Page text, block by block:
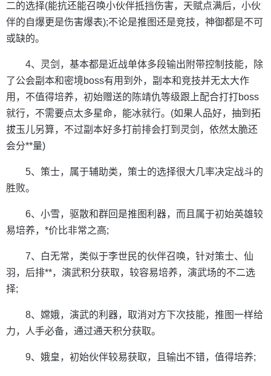
二的选择(能抗还能召唤小伙伴抵挡伤害，天赋点满后，小伙
伴的自爆更是伤害爆表);不论是推图还是竞技，神御都是不可
或缺的。
4、灵剑，基本都是近战单体多段输出附带控制技能，除
了公会副本和密境boss有用到外，副本和竞技并无太大作
用，不值得培养，初始赠送的陈靖仇等级跟上配合打打boss
就行，不需要点太多星命，能冰就行。(如果人品好，抽到拓
拔玉儿另算，不过副本好多打前排会打到灵剑，依然太脆还
会分**量)
5、策士，属于辅助类，策士的选择很大几率决定战斗的
胜败。
6、小雪，驱散和群回是推图利器，而且属于初始英雄较
易培养，*价比非常之高;
7、白无常，类似于李世民的伙伴召唤，针对策士、仙
羽，后排**，演武积分获取，较容易培养，演武场的不二选
择;
8、嫦娥，演武的利器，取消对方下次技能，推图一样给
力，人手必备，通过通天积分获取。
9、娥皇，初始伙伴较易获取，且输出不错，值得培养;